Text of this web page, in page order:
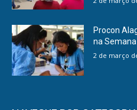
Procon
na
2 de março